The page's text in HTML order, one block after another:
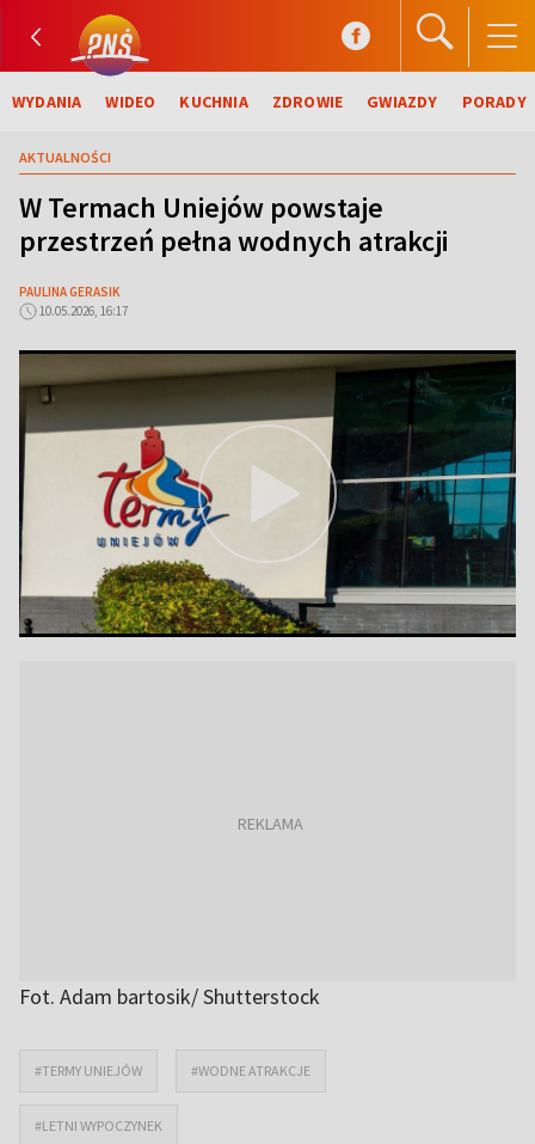
WYDANIA WIDEO KUCHNIA ZDROWIE GWIAZDY PORADY
AKTUALNOŚCI
W Termach Uniejów powstaje
przestrzeń pełna wodnych atrakcji
PAULINA GERASIK
10.05.2026, 16:17
Fot. Adam bartosik/ Shutterstock
#TERMY UNIEJÓW #WODNE ATRAKCJE
#LETNI WYPOCZYNEK